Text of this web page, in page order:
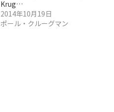
Krug…
2014年10月19日
ポール・クルーグマン